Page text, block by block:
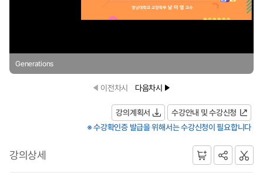
Generations
이전차시 다음차시
강의계획서
수강안내 및 수강신청
※ 수강확인증 발급을 위해서는 수강신청이 필요합니다
강의상세